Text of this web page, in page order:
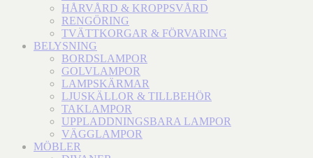
HÅRVÅRD & KROPPSVÅRD
RENGÖRING
TVÄTTKORGAR & FÖRVARING
BELYSNING
BORDSLAMPOR
GOLVLAMPOR
LAMPSKÄRMAR
LJUSKÄLLOR & TILLBEHÖR
TAKLAMPOR
UPPLADDNINGSBARA LAMPOR
VÄGGLAMPOR
MÖBLER